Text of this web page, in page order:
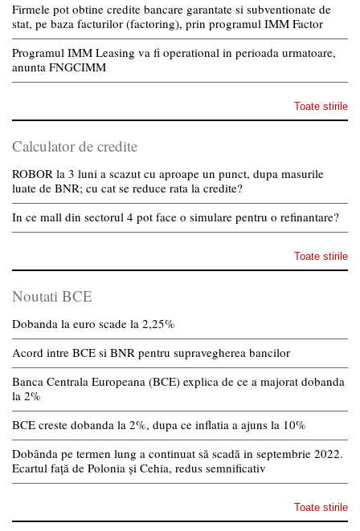
Firmele pot obtine credite bancare garantate si subventionate de
stat, pe baza facturilor (factoring), prin programul IMM Factor
Programul IMM Leasing va fi operational in perioada urmatoare,
anunta FNGCIMM
Toate stirile
Calculator de credite
ROBOR la 3 luni a scazut cu aproape un punct, dupa masurile
luate de BNR; cu cat se reduce rata la credite?
In ce mall din sectorul 4 pot face o simulare pentru o refinantare?
Toate stirile
Noutati BCE
Dobanda la euro scade la 2,25%
Acord intre BCE si BNR pentru supravegherea bancilor
Banca Centrala Europeana (BCE) explica de ce a majorat dobanda
la 2%
BCE creste dobanda la 2%, dupa ce inflatia a ajuns la 10%
Dobânda pe termen lung a continuat să scadă in septembrie 2022.
Ecartul față de Polonia și Cehia, redus semnificativ
Toate stirile